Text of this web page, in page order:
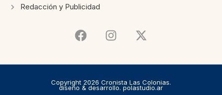
Redacción y Publicidad
Copyright 2026 Cronista Las Colonias.
diseño & desarrollo. polastudio.ar